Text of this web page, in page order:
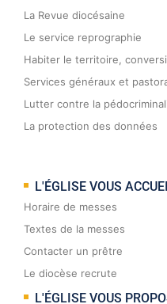
La Revue diocésaine
Le service reprographie
Habiter le territoire,
Services généraux et
Lutter contre la
La protection des données
L'ÉGLISE VOUS
Horaire de messes
Textes de la messes
Contacter un prêtre
Le diocèse recrute
L'ÉGLISE VOUS